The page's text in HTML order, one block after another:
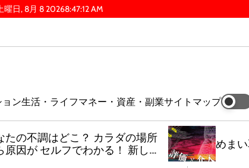
曜日, 8月 8 20268:47:13AM
ョン生活・ライフマネー・資産・副業サイトマップ
t
たの不調はどこ？ カラダの場所
原因が セルフでわかる！ 新しい
めま